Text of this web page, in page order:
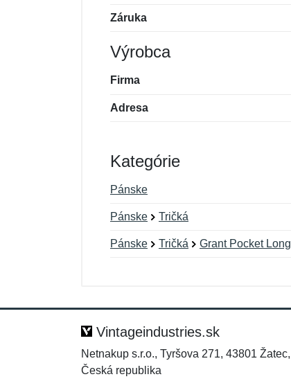
Záruka
Výrobca
Firma
Adresa
Kategórie
Pánske
Pánske Tričká
Pánske Tričká Grant Pocket Long
Správa*
Správa*
Vintageindustries.sk
Netnakup s.r.o., Tyršova 271, 43801 Žatec,
Česká republika